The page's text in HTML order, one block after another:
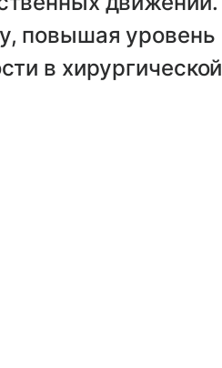
повышая уровень
в хирургической